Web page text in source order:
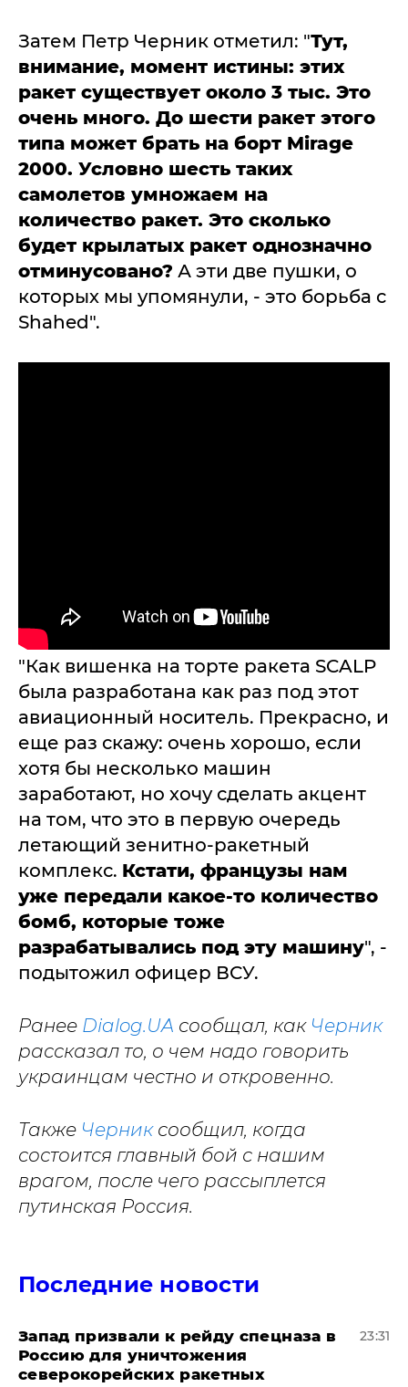
Затем Петр Черник отметил: "Тут,
внимание, момент истины: этих
ракет существует около 3 тыс. Это
очень много. До шести ракет этого
типа может брать на борт Mirage
2000. Условно шесть таких
самолетов умножаем на
количество ракет. Это сколько
будет крылатых ракет однозначно
отминусовано? А эти две пушки, о
которых мы упомянули, - это борьба с
Shahed".
"Как вишенка на торте ракета SCALP
была разработана как раз под этот
авиационный носитель. Прекрасно, и
еще раз скажу: очень хорошо, если
хотя бы несколько машин
заработают, но хочу сделать акцент
на том, что это в первую очередь
летающий зенитно-ракетный
комплекс. Кстати, французы нам
уже передали какое-то количество
бомб, которые тоже
разрабатывались под эту машину", -
подытожил офицер ВСУ.
Ранее Dialog.UA сообщал, как Черник
рассказал то, о чем надо говорить
украинцам честно и откровенно.
Также Черник сообщил, когда
состоится главный бой с нашим
врагом, после чего рассыплется
путинская Россия.
Последние новости
Запад призвали к рейду спецназа в
Россию для уничтожения
северокорейских ракетных
23:31